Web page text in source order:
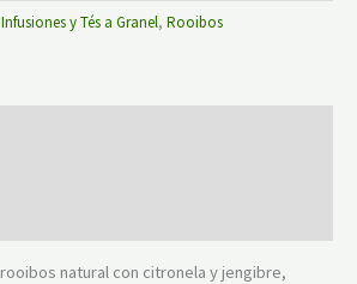
Infusiones y Tés a Granel, Rooibos
natural con citronela y jengibre,